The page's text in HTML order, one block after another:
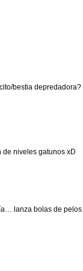
bestia depredadora?
de niveles gatunos xD
lanza bolas de